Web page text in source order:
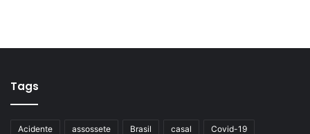
Tags
Acidente assossete Brasil casal Covid-19